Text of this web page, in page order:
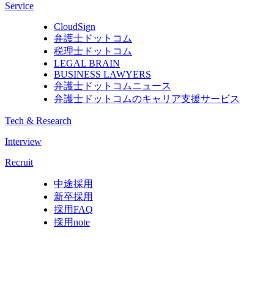
Service
CloudSign
弁護士ドットコム
税理士ドットコム
LEGAL BRAIN
BUSINESS LAWYERS
弁護士ドットコムニュース
弁護士ドットコムのキャリア支援サービス
Tech & Research
Interview
Recruit
中途採用
新卒採用
採用FAQ
採用note